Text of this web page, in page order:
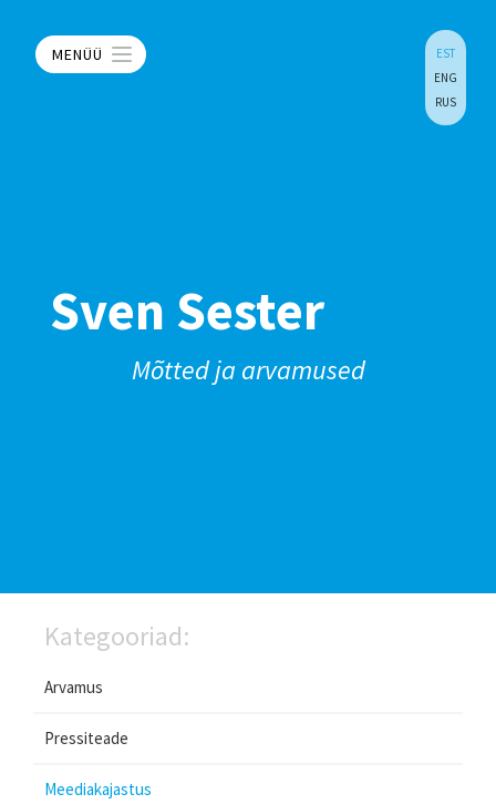
MENÜÜ
EST
ENG
RUS
Sven Sester
Mõtted ja arvamused
Kategooriad:
Arvamus
Pressiteade
Meediakajastus